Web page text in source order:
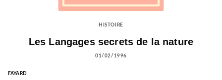
HISTOIRE
Les Langages secrets de la nature
01/02/1996
FAYARD